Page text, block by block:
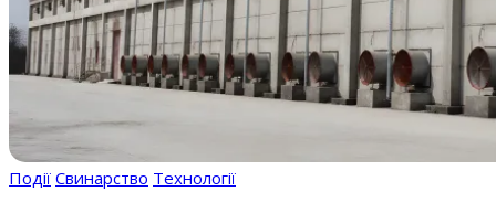
Події Свинарство Технології